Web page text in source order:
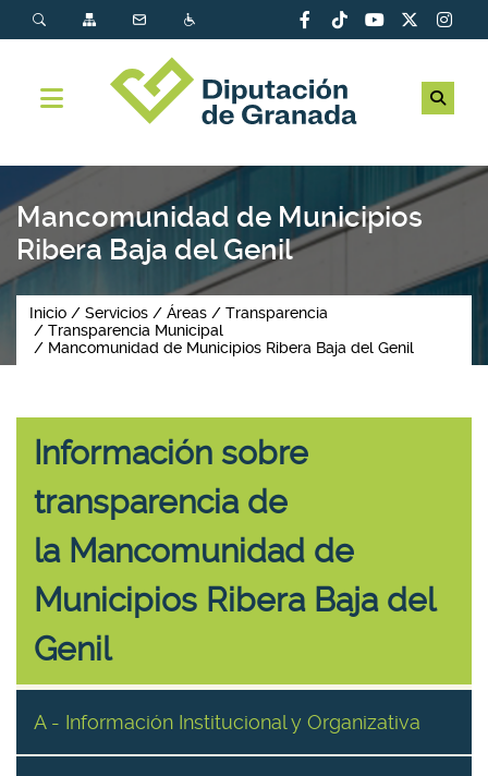
Mancomunidad de Municipios
Ribera Baja del Genil
Inicio Servicios Áreas
Transparencia
Transparencia Municipal
Mancomunidad de Municipios Ribera Baja del Genil
Información sobre
transparencia de
la Mancomunidad de
Municipios Ribera Baja del
Genil
A - Información Institucional y Organizativa